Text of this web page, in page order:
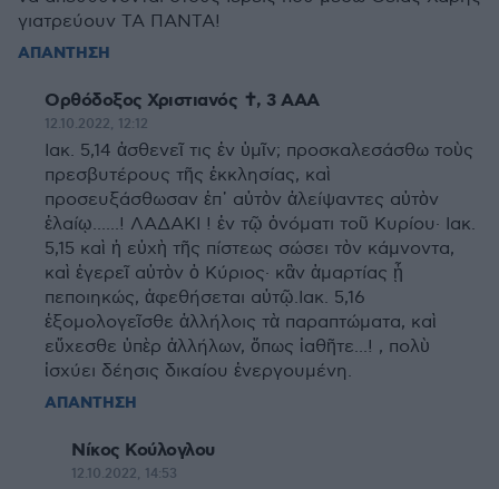
γιατρεύουν ΤΑ ΠΑΝΤΑ!
ΑΠΑΝΤΗΣΗ
Ορθόδοξος Χριστιανός ✝, 3 ΑΑΑ
12.10.2022, 12:12
Ιακ. 5,14 ἀσθενεῖ τις ἐν ὑμῖν; προσκαλεσάσθω τοὺς
πρεσβυτέρους τῆς ἐκκλησίας, καὶ
προσευξάσθωσαν ἐπ᾿ αὐτὸν ἀλείψαντες αὐτὸν
ἐλαίῳ......! ΛΑΔΑΚΙ ! ἐν τῷ ὀνόματι τοῦ Κυρίου· Ιακ.
5,15 καὶ ἡ εὐχὴ τῆς πίστεως σώσει τὸν κάμνοντα,
καὶ ἐγερεῖ αὐτὸν ὁ Κύριος· κἂν ἁμαρτίας ᾖ
πεποιηκώς, ἀφεθήσεται αὐτῷ.Ιακ. 5,16
ἐξομολογεῖσθε ἀλλήλοις τὰ παραπτώματα, καὶ
εὔχεσθε ὑπὲρ ἀλλήλων, ὅπως ἰαθῆτε...! , πολὺ
ἰσχύει δέησις δικαίου ἐνεργουμένη.
ΑΠΑΝΤΗΣΗ
Νίκος Κούλογλου
12.10.2022, 14:53